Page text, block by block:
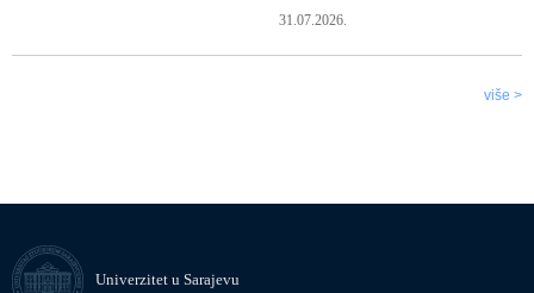
31.07.2026.
više >
Univerzitet u Sarajevu